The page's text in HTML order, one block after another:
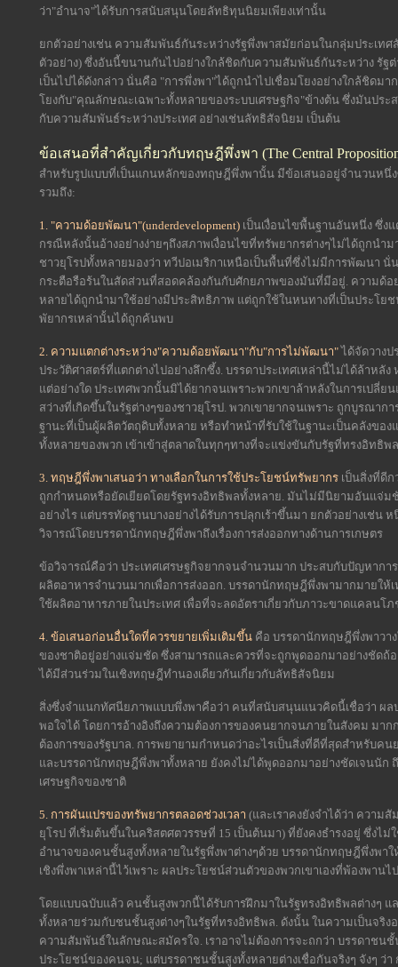
ว่า"อำนาจ"ได้รับการสนับสนุนโดยลัทธิทุนนิยมเพียงเท่านั้น
ยกตัวอย่างเช่น ความสัมพันธ์กันระหว่างรัฐพึ่งพาสมัยก่อนในกลุ่มประเทศ
ตัวอย่าง) ซึ่งอันนี้ขนานกันไปอย่างใกล้ชิดกับความสัมพันธ์กันระหว่าง รั
เป็นไปได้ดังกล่าว นั่นคือ "การพึ่งพา"ได้ถูกนำไปเชื่อมโยงอย่างใกล้ชิดม
โยงกับ"คุณลักษณะเฉพาะทั้งหลายของระบบเศรษฐกิจ"ข้างต้น ซึ่งมันประ
กับความสัมพันธ์ระหว่างประเทศ อย่างเช่นลัทธิสัจนิยม เป็นต้น
ข้อเสนอที่สำคัญเกี่ยวกับทฤษฎีพึ่งพา (The Central
สำหรับรูปแบบที่เป็นแกนหลักของทฤษฎีพึ่งพานั้น มีข้อเสนออยู่จำนวนหนึ่
รวมถึง:
1. "ความด้อยพัฒนา"(underdevelopment) เป็นเงื่อนไขพื้นฐานอันหนึ่ง ซึ่ง
กรณีหลังนั้นอ้างอย่างง่ายๆถึงสภาพเงื่อนไขที่ทรัพยากรต่างๆไม่ได้ถูกนำ
ชาวยุโรปทั้งหลายมองว่า ทวีปอเมริกาเหนือเป็นพื้นที่ซึ่งไม่มีการพัฒนา
กระตือรือร้นในสัดส่วนที่สอดคล้องกันกับศักยภาพของมันที่มีอยู่. ความด้
หลายได้ถูกนำมาใช้อย่างมีประสิทธิภาพ แต่ถูกใช้ในหนทางที่เป็นประโย
พัยากรเหล่านั้นได้ถูกค้นพบ
2. ความแตกต่างระหว่าง"ความด้อยพัฒนา"กับ"การไม่พัฒนา"ได้จัดวาง
ประวัติศาสตร์ที่แตกต่างไปอย่างลึกซึ้ง. บรรดาประเทศเหล่านี้ไม่ได้ล้าหลั
แต่อย่างใด ประเทศพวกนั้นมิได้ยากจนเพราะพวกเขาล้าหลังในการเปลี่
สว่างที่เกิดขึ้นในรัฐต่างๆของชาวยุโรป. พวกเขายากจนเพราะ ถูกบูรณา
ฐานะที่เป็นผู้ผลิตวัตถุดิบทั้งหลาย หรือทำหน้าที่รับใช้ในฐานะเป็นคลังขอ
ทั้งหลายของพวก เข้าเข้าสู่ตลาดในทุกๆทางที่จะแข่งขันกับรัฐที่ทรงอิทธิพล
3. ทฤษฎีพึ่งพาเสนอว่า ทางเลือกในการใช้ประโยชน์ทรัพยากร เป็นสิ่งที่ดี
ถูกกำหนดหรือยัดเยียดโดยรัฐทรงอิทธิพลทั้งหลาย. มันไม่มีนิยามอันแจ่ม
อย่างไร แต่บรรทัดฐานบางอย่างได้รับการปลุกเร้าขึ้นมา ยกตัวอย่างเช่น
วิจารณ์โดยบรรดานักทฤษฎีพึ่งพาถึงเรื่องการส่งออกทางด้านการเกษตร
ข้อวิจารณ์คือว่า ประเทศเศรษฐกิจยากจนจำนวนมาก ประสบกับปัญหาก
ผลิตอาหารจำนวนมากเพื่อการส่งออก. บรรดานักทฤษฎีพึ่งพามากมายให้
ใช้ผลิตอาหารภายในประเทศ เพื่อที่จะลดอัตราเกี่ยวกับภาวะขาดแคลนโภ
4. ข้อเสนอก่อนอื่นใดที่ควรขยายเพิ่มเติมขึ้น คือ บรรดานักทฤษฎีพึ่งพาวา
ของชาติอยู่อย่างแจ่มชัด ซึ่งสามารถและควรที่จะถูกพูดออกมาอย่างชัด
ได้มีส่วนร่วมในเชิงทฤษฎีทำนองเดียวกันเกี่ยวกับลัทธิสัจนิยม
สิ่งซึ่งจำแนกทัศนียภาพแบบพึ่งพาคือว่า คนที่สนับสนุนแนวคิดนี้เชื่อว่า ผ
พอใจได้ โดยการอ้างอิงถึงความต้องการของคนยากจนภายในสังคม ม
ต้องการของรัฐบาล. การพยายามกำหนดว่าอะไรเป็นสิ่งที่ดีที่สุดสำหรับคน
และบรรดานักทฤษฎีพึ่งพาทั้งหลาย ยังคงไม่ได้พูดออกมาอย่างชัดเจนนัก
เศรษฐกิจของชาติ
5. การผันแปรของทรัพยากรตลอดช่วงเวลา (และเราคงยังจำได้ว่า ความ
ยุโรป ที่เริ่มต้นขึ้นในคริสตศตวรรษที่ 15 เป็นต้นมา) ที่ยังคงธำรงอยู่ ซึ่งไ
อำนาจของคนชั้นสูงทั้งหลายในรัฐพึ่งพาต่างๆด้วย บรรดานักทฤษฎีพึ่งพา
เชิงพึ่งพาเหล่านี้ไว้เพราะ ผลประโยชน์ส่วนตัวของพวกเขาเองที่พ้องพา
โดยแบบฉบับแล้ว คนชั้นสูงพวกนี้ได้รับการฝึกมาในรัฐทรงอิทธิพลต่างๆ
ทั้งหลายร่วมกับชนชั้นสูงต่างๆในรัฐที่ทรงอิทธิพล. ดังนั้น ในความเป็นจริง
ความสัมพันธ์ในลักษณะสมัครใจ. เราอาจไม่ต้องการจะถกว่า บรรดาชน
ประโยชน์ของคนจน; แต่บรรดาชนชั้นสูงทั้งหลายต่างเชื่อกันจริงๆ จังๆ